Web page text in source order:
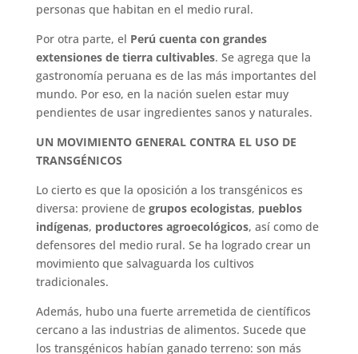
personas que habitan en el medio rural.
Por otra parte, el Perú cuenta con grandes
extensiones de tierra cultivables. Se agrega que la
gastronomía peruana es de las más importantes del
mundo. Por eso, en la nación suelen estar muy
pendientes de usar ingredientes sanos y naturales.
UN MOVIMIENTO GENERAL CONTRA EL USO DE
TRANSGÉNICOS
Lo cierto es que la oposición a los transgénicos es
diversa: proviene de grupos ecologistas, pueblos
indígenas, productores agroecológicos, así como de
defensores del medio rural. Se ha logrado crear un
movimiento que salvaguarda los cultivos
tradicionales.
Además, hubo una fuerte arremetida de científicos
cercano a las industrias de alimentos. Sucede que
los transgénicos habían ganado terreno: son más